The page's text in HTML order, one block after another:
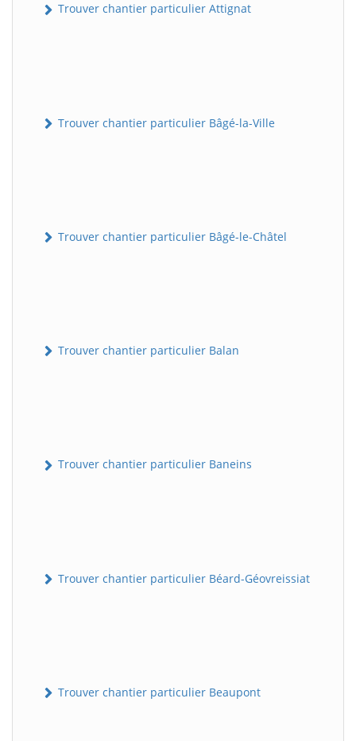
Trouver chantier particulier Attignat
Trouver chantier particulier Bâgé-la-Ville
Trouver chantier particulier Bâgé-le-Châtel
Trouver chantier particulier Balan
Trouver chantier particulier Baneins
Trouver chantier particulier Béard-Géovreissiat
Trouver chantier particulier Beaupont